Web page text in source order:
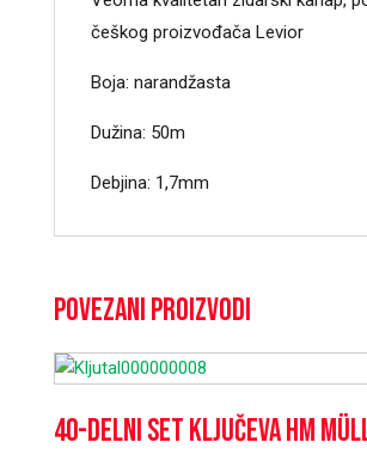
češkog proizvođača Levior
Boja: narandžasta
Dužina: 50m
Debjina: 1,7mm
Povezani proizvodi
40-delni set ključeva HM